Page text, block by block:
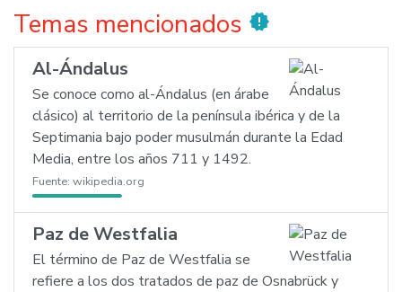
Temas mencionados new_releases
Al-Ándalus
Se conoce como al-Ándalus (en árabe
clásico) al territorio de la península ibérica y de la
Septimania bajo poder musulmán durante la Edad
Media, entre los años 711 y 1492.
Fuente: wikipedia.org
Paz de Westfalia
El término de Paz de Westfalia se
refiere a los dos tratados de paz de Osnabrück y